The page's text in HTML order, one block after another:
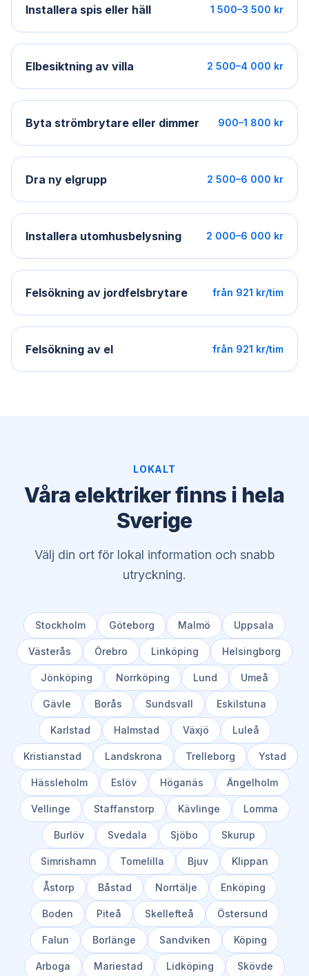
Installera spis eller häll 1 500–3 500 kr
Elbesiktning av villa 2 500–4 000 kr
Byta strömbrytare eller dimmer 900–1 800 kr
Dra ny elgrupp 2 500–6 000 kr
Installera utomhusbelysning 2 000–6 000 kr
Felsökning av jordfelsbrytare från 921 kr/tim
Felsökning av el från 921 kr/tim
LOKALT
Våra elektriker finns i hela
Sverige
Välj din ort för lokal information och snabb
utryckning.
Stockholm Göteborg Malmö Uppsala
Västerås Örebro Linköping Helsingborg
Jönköping Norrköping Lund Umeå
Gävle Borås Sundsvall Eskilstuna
Karlstad Halmstad Växjö Luleå
Kristianstad Landskrona Trelleborg Ystad
Hässleholm Eslöv Höganäs Ängelholm
Vellinge Staffanstorp Kävlinge Lomma
Burlöv Svedala Sjöbo Skurup
Simrishamn Tomelilla Bjuv Klippan
Åstorp Båstad Norrtälje Enköping
Boden Piteå Skellefteå Östersund
Falun Borlänge Sandviken Köping
Arboga Mariestad Lidköping Skövde